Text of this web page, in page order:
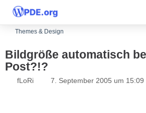
Themes & Design
Bildgröße automatisch
Post?!?
fLoRi 7. September 2005 um 15:09